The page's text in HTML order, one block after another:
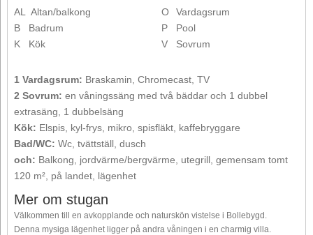
AL Altan/balkong
B
Badrum
K
Kök
O
Vardagsrum
P
Pool
V
Sovrum
1 Vardagsrum: Braskamin, Chromecast, TV
2 Sovrum: en våningssäng med två bäddar och 1 dubbel
extrasäng, 1 dubbelsäng
Kök: Elspis, kyl-frys, mikro, spisfläkt, kaffebryggare
Bad/WC: Wc, tvättställ, dusch
och: Balkong, jordvärme/bergvärme, utegrill, gemensam tomt
120 m², på landet, lägenhet
Mer om stugan
Välkommen till en avkopplande och naturskön vistelse i Bollebygd.
Denna mysiga lägenhet ligger på andra våningen i en charmig villa.